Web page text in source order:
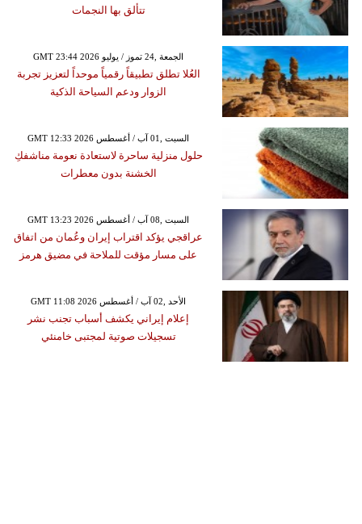
تتألق بها النجمات
GMT 23:44 2026 الجمعة ,24 تموز / يوليو
العُلا تطلق تطبيقاً رقمياً موحداً لتعزيز تجربة
الزوار ودعم السياحة الذكية
GMT 12:33 2026 السبت ,01 آب / أغسطس
حلول منزلية ساحرة لاستعادة نعومة مناشفكِ
الخشنة بدون معطرات
GMT 13:23 2026 السبت ,08 آب / أغسطس
عراقجي يؤكد اقتراب إيران وعُمان من اتفاق
على مسار مؤقت للملاحة في مضيق هرمز
GMT 11:08 2026 الأحد ,02 آب / أغسطس
إعلام إيراني يكشف أسباب تجنب نشر
تسجيلات صوتية لمجتبى خامنئي